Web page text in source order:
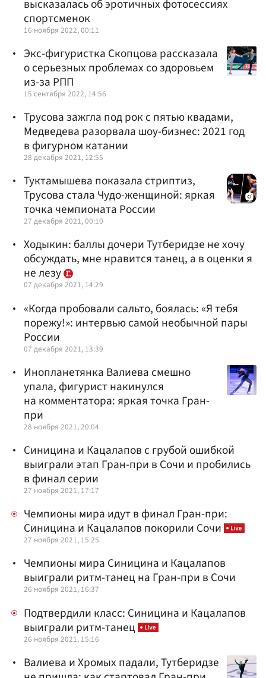
высказалась об эротичных фотосессиях
спортсменок
16 ноября 2022, 00:11
Экс-фигуристка Скопцова рассказала
о серьезных проблемах со здоровьем
из-за РПП
15 сентября 2022, 14:56
Трусова зажгла под рок с пятью квадами,
Медведева разорвала шоу-бизнес: 2021 год
в фигурном катании
28 декабря 2021, 12:55
Туктамышева показала стриптиз,
Трусова стала Чудо-женщиной: яркая
точка чемпионата России
27 декабря 2021, 00:10
Ходыкин: баллы дочери Тутберидзе не хочу
обсуждать, мне нравится танец, а в оценки я
не лезу
07 декабря 2021, 14:29
«Когда пробовали сальто, боялась: «Я тебя
порежу!»: интервью самой необычной пары
России
07 декабря 2021, 13:39
Инопланетянка Валиева смешно
упала, фигурист накинулся
на комментатора: яркая точка Гран-
при
28 ноября 2021, 20:04
Синицина и Кацалапов с грубой ошибкой
выиграли этап Гран-при в Сочи и пробились
в финал серии
27 ноября 2021, 17:17
Чемпионы мира идут в финал Гран-при:
Синицина и Кацалапов покорили Сочи
27 ноября 2021, 15:25
Чемпионы мира Синицина и Кацалапов
выиграли ритм-танец на Гран-при в Сочи
26 ноября 2021, 16:37
Подтвердили класс: Синицина и Кацалапов
выиграли ритм-танец
26 ноября 2021, 15:16
Валиева и Хромых падали, Тутберидзе